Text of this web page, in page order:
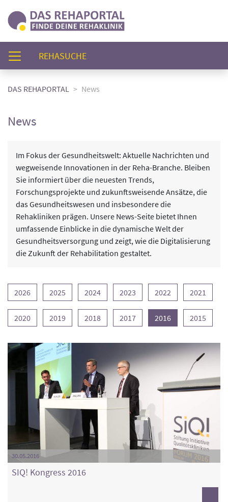
REHASUCHE(AKTUELL)
DAS REHAPORTAL News
News
Im Fokus der Gesundheitswelt: Aktuelle Nachrichten und
wegweisende Innovationen in der Reha-Branche. Bleiben
Sie informiert über die neuesten Trends,
Forschungsprojekte und zukunftsweisende Ansätze, die
das Gesundheitswesen und insbesondere die
Rehakliniken prägen. Unsere News-Seite bietet Ihnen
umfassende Einblicke in die dynamische Welt der
Gesundheitsversorgung und zeigt, wie die Digitalisierung
die Zukunft der Rehabilitation gestaltet.
2026 2025 2024 2023 2022 2021
2020 2019 2018 2017 2016 2015
30.05.2016
SIQ! Kongress 2016